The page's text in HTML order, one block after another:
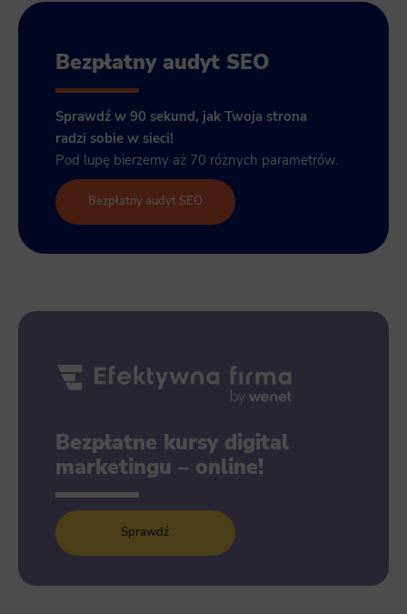
Bezpłatny audyt SEO
Sprawdź w 90 sekund, jak Twoja strona
radzi sobie w sieci!
Pod lupę bierzemy aż 70 różnych parametrów.
Bezpłatny audyt SEO
Bezpłatne kursy digital
marketingu – online!
Sprawdź